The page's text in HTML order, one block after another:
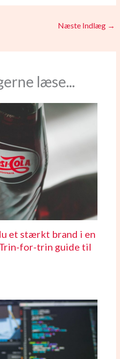
Næste Indlæg →
læse...
et stærkt brand i en
for-trin guide til